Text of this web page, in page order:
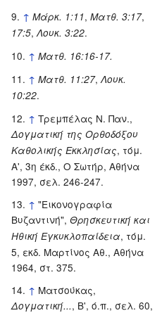
↑ Μάρκ. 1:11, Ματθ. 3:17,
17:5, Λουκ. 3:22.
↑ Ματθ. 16:16-17.
↑ Ματθ. 11:27, Λουκ.
10:22.
↑ Τρεμπέλας Ν. Παν.,
Δογματική της Ορθοδόξου
Καθολικής Εκκλησίας, τόμ.
Α', 3η έκδ., Ο Σωτήρ, Αθήνα
1997, σελ. 246-247.
↑ "Εικονογραφία
Βυζαντινή", Θρησκευτική και
Ηθική Εγκυκλοπαίδεια, τόμ.
5, εκδ. Μαρτίνος Αθ., Αθήνα
1964, στ. 375.
↑ Ματσούκας,
Δογματική..., Β', ό.π., σελ. 60,